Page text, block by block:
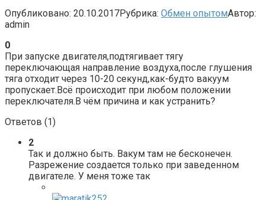
Опубликовано: 20.10.2017Рубрика: Обмен опытомАвтор:
admin
0
При запуске двигателя,подтягивает тягу
переключающая направление воздуха,после глушения
тяга отходит через 10-20 секунд,как-будто вакуум
пропускает.Всё происходит при любом положении
переключателя.В чём причина и как устранить?
Ответов (1)
2
Так и должно быть. Вакум там не бесконечен.
Разрежение создается только при заведенном
двигателе. У меня тоже так